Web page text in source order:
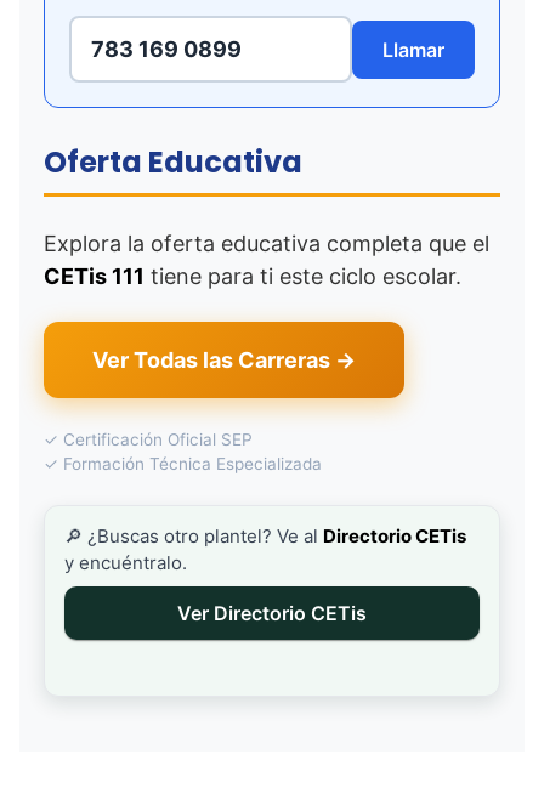
783 169 0899 Llamar
Oferta Educativa
Explora la oferta educativa completa que el
CETis 111 tiene para ti este ciclo escolar.
Ver Todas las Carreras →
✓ Certificación Oficial SEP
✓ Formación Técnica Especializada
🔎 ¿Buscas otro plantel? Ve al Directorio CETis
y encuéntralo.
Ver Directorio CETis